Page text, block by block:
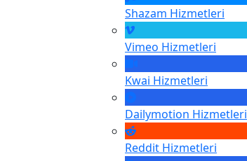
Shazam Hizmetleri
Vimeo Hizmetleri
Kwai Hizmetleri
Dailymotion Hizmetleri
Reddit Hizmetleri